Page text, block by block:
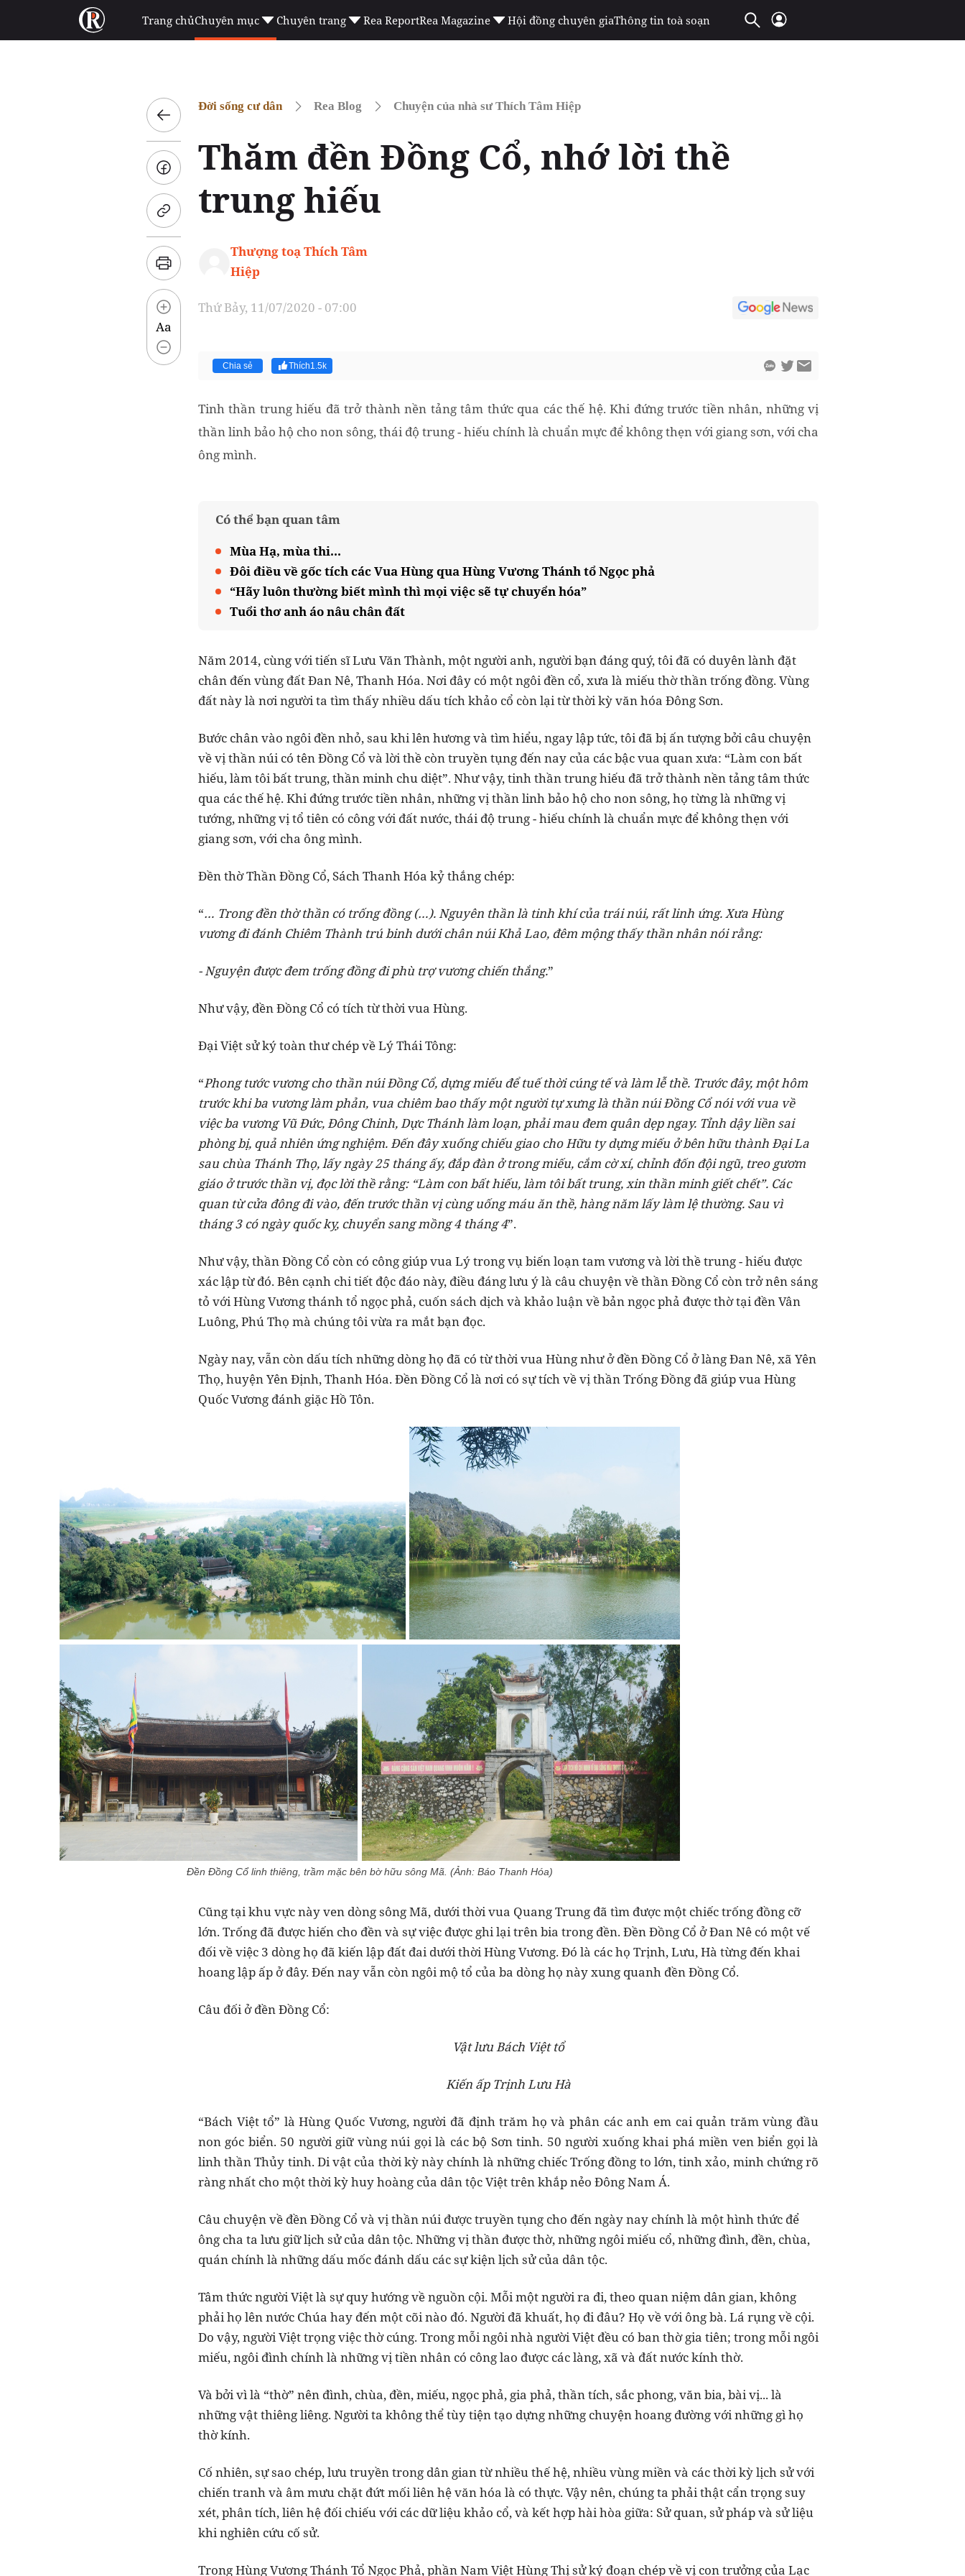
Trang chủChuyên mục Chuyên trang Rea ReportRea Magazine Hội đồng chuyên giaThông tin toà soạn
Aa
Đời sống cư dân Rea Blog Chuyện của nhà sư Thích Tâm Hiệp
Thăm đền Đồng Cổ, nhớ lời thề
trung hiếu
Thượng toạ Thích Tâm
Hiệp
Thứ Bảy, 11/07/2020 - 07:00
Chia sẻ Thích1.5k
Tinh thần trung hiếu đã trở thành nền tảng tâm thức qua các thế hệ. Khi đứng trước tiền nhân, những vị
thần linh bảo hộ cho non sông, thái độ trung - hiếu chính là chuẩn mực để không thẹn với giang sơn, với cha
ông mình.
Có thể bạn quan tâm
Mùa Hạ, mùa thi...
Đôi điều về gốc tích các Vua Hùng qua Hùng Vương Thánh tổ Ngọc phả
“Hãy luôn thường biết mình thì mọi việc sẽ tự chuyển hóa”
Tuổi thơ anh áo nâu chân đất
Năm 2014, cùng với tiến sĩ Lưu Văn Thành, một người anh, người bạn đáng quý, tôi đã có duyên lành đặt
chân đến vùng đất Đan Nê, Thanh Hóa. Nơi đây có một ngôi đền cổ, xưa là miếu thờ thần trống đồng. Vùng
đất này là nơi người ta tìm thấy nhiều dấu tích khảo cổ còn lại từ thời kỳ văn hóa Đông Sơn.
Bước chân vào ngôi đền nhỏ, sau khi lên hương và tìm hiểu, ngay lập tức, tôi đã bị ấn tượng bởi câu chuyện
về vị thần núi có tên Đồng Cổ và lời thề còn truyền tụng đến nay của các bậc vua quan xưa: “Làm con bất
hiếu, làm tôi bất trung, thần minh chu diệt”. Như vậy, tinh thần trung hiếu đã trở thành nền tảng tâm thức
qua các thế hệ. Khi đứng trước tiền nhân, những vị thần linh bảo hộ cho non sông, họ từng là những vị
tướng, những vị tổ tiên có công với đất nước, thái độ trung - hiếu chính là chuẩn mực để không thẹn với
giang sơn, với cha ông mình.
Đền thờ Thần Đồng Cổ, Sách Thanh Hóa kỷ thắng chép:
“… Trong đền thờ thần có trống đồng (…). Nguyên thần là tinh khí của trái núi, rất linh ứng. Xưa Hùng
vương đi đánh Chiêm Thành trú binh dưới chân núi Khả Lao, đêm mộng thấy thần nhân nói rằng:
- Nguyện được đem trống đồng đi phù trợ vương chiến thắng.”
Như vậy, đền Đồng Cổ có tích từ thời vua Hùng.
Đại Việt sử ký toàn thư chép về Lý Thái Tông:
“Phong tước vương cho thần núi Đồng Cổ, dựng miếu để tuế thời cúng tế và làm lễ thề. Trước đây, một hôm
trước khi ba vương làm phản, vua chiêm bao thấy một người tự xưng là thần núi Đồng Cổ nói với vua về
việc ba vương Vũ Đức, Đông Chinh, Dực Thánh làm loạn, phải mau đem quân dẹp ngay. Tỉnh dậy liền sai
phòng bị, quả nhiên ứng nghiệm. Đến đây xuống chiếu giao cho Hữu ty dựng miếu ở bên hữu thành Đại La
sau chùa Thánh Thọ, lấy ngày 25 tháng ấy, đắp đàn ở trong miếu, cắm cờ xí, chỉnh đốn đội ngũ, treo gươm
giáo ở trước thần vị, đọc lời thề rằng: “Làm con bất hiếu, làm tôi bất trung, xin thần minh giết chết”. Các
quan từ cửa đông đi vào, đến trước thần vị cùng uống máu ăn thề, hàng năm lấy làm lệ thường. Sau vì
tháng 3 có ngày quốc kỵ, chuyển sang mồng 4 tháng 4”.
Như vậy, thần Đồng Cổ còn có công giúp vua Lý trong vụ biến loạn tam vương và lời thề trung - hiếu được
xác lập từ đó. Bên cạnh chi tiết độc đáo này, điều đáng lưu ý là câu chuyện về thần Đồng Cổ còn trở nên sáng
tỏ với Hùng Vương thánh tổ ngọc phả, cuốn sách dịch và khảo luận về bản ngọc phả được thờ tại đền Vân
Luông, Phú Thọ mà chúng tôi vừa ra mắt bạn đọc.
Ngày nay, vẫn còn dấu tích những dòng họ đã có từ thời vua Hùng như ở đền Đồng Cổ ở làng Đan Nê, xã Yên
Thọ, huyện Yên Định, Thanh Hóa. Đền Đồng Cổ là nơi có sự tích về vị thần Trống Đồng đã giúp vua Hùng
Quốc Vương đánh giặc Hồ Tôn.
Đền Đồng Cổ linh thiêng, trầm mặc bên bờ hữu sông Mã. (Ảnh: Báo Thanh Hóa)
Cũng tại khu vực này ven dòng sông Mã, dưới thời vua Quang Trung đã tìm được một chiếc trống đồng cỡ
lớn. Trống đã được hiến cho đền và sự việc được ghi lại trên bia trong đền. Đền Đồng Cổ ở Đan Nê có một vế
đối về việc 3 dòng họ đã kiến lập đất đai dưới thời Hùng Vương. Đó là các họ Trịnh, Lưu, Hà từng đến khai
hoang lập ấp ở đây. Đến nay vẫn còn ngôi mộ tổ của ba dòng họ này xung quanh đền Đồng Cổ.
Câu đối ở đền Đồng Cổ:
Vật lưu Bách Việt tổ
Kiến ấp Trịnh Lưu Hà
“Bách Việt tổ” là Hùng Quốc Vương, người đã định trăm họ và phân các anh em cai quản trăm vùng đầu
non góc biển. 50 người giữ vùng núi gọi là các bộ Sơn tinh. 50 người xuống khai phá miền ven biển gọi là
linh thần Thủy tinh. Di vật của thời kỳ này chính là những chiếc Trống đồng to lớn, tinh xảo, minh chứng rõ
ràng nhất cho một thời kỳ huy hoàng của dân tộc Việt trên khắp nẻo Đông Nam Á.
Câu chuyện về đền Đồng Cổ và vị thần núi được truyền tụng cho đến ngày nay chính là một hình thức để
ông cha ta lưu giữ lịch sử của dân tộc. Những vị thần được thờ, những ngôi miếu cổ, những đình, đền, chùa,
quán chính là những dấu mốc đánh dấu các sự kiện lịch sử của dân tộc.
Tâm thức người Việt là sự quy hướng về nguồn cội. Mỗi một người ra đi, theo quan niệm dân gian, không
phải họ lên nước Chúa hay đến một cõi nào đó. Người đã khuất, họ đi đâu? Họ về với ông bà. Lá rụng về cội.
Do vậy, người Việt trọng việc thờ cúng. Trong mỗi ngôi nhà người Việt đều có ban thờ gia tiên; trong mỗi ngôi
miếu, ngôi đình chính là những vị tiền nhân có công lao được các làng, xã và đất nước kính thờ.
Và bởi vì là “thờ” nên đình, chùa, đền, miếu, ngọc phả, gia phả, thần tích, sắc phong, văn bia, bài vị... là
những vật thiêng liêng. Người ta không thể tùy tiện tạo dựng những chuyện hoang đường với những gì họ
thờ kính.
Cố nhiên, sự sao chép, lưu truyền trong dân gian từ nhiều thế hệ, nhiều vùng miền và các thời kỳ lịch sử với
chiến tranh và âm mưu chặt đứt mối liên hệ văn hóa là có thực. Vậy nên, chúng ta phải thật cẩn trọng suy
xét, phân tích, liên hệ đối chiếu với các dữ liệu khảo cổ, và kết hợp hài hòa giữa: Sử quan, sử pháp và sử liệu
khi nghiên cứu cố sử.
Trong Hùng Vương Thánh Tổ Ngọc Phả, phần Nam Việt Hùng Thị sử ký đoạn chép về vị con trưởng của Lạc